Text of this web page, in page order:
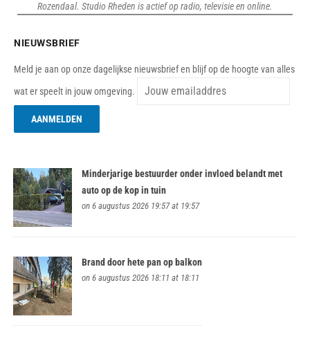
Rozendaal. Studio Rheden is actief op radio, televisie en online.
NIEUWSBRIEF
Meld je aan op onze dagelijkse nieuwsbrief en blijf op de hoogte van alles
wat er speelt in jouw omgeving.
Minderjarige bestuurder onder invloed belandt met
auto op de kop in tuin
on 6 augustus 2026 19:57 at 19:57
Brand door hete pan op balkon
on 6 augustus 2026 18:11 at 18:11